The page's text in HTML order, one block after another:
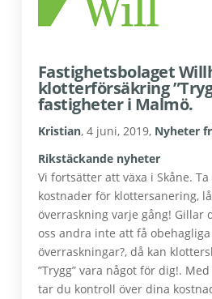
Fastighetsbolaget
klotterförsäkring
fastigheter i Malmö.
Kristian, 4 juni, 2019, Nyheter
Rikstäckande nyheter
Vi fortsätter att växa i Skåne.
kostnader för klottersanering,
överraskning varje gång! Gillar
oss andra inte att få
överraskningar?, då kan
”Trygg” vara något för dig!.
tar du kontroll över dina